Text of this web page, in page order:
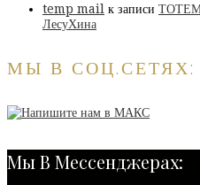
temp mail к записи
ЛесуХина
МЫ В СОЦ.СЕТЯХ:
Мы В Мессенджерах: